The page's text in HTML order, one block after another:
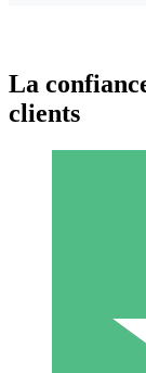
Payez à
La
clients